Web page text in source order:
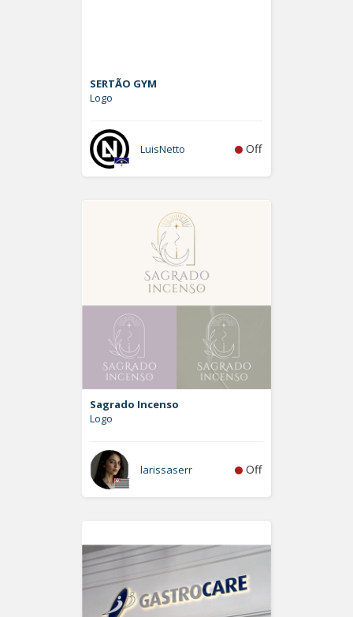
SERTÃO GYM
Logo
LuisNetto Off
Sagrado Incenso
Logo
larissaserr Off